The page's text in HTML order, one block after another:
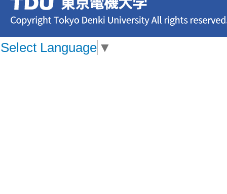
Select Language ▼